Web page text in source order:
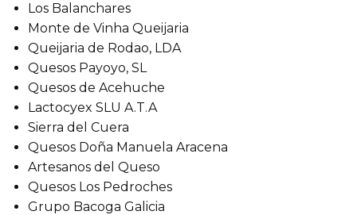
Los Balanchares
Monte de Vinha Queijaria
Queijaria de Rodao, LDA
Quesos Payoyo, SL
Quesos de Acehuche
Lactocyex SLU A.T.A
Sierra del Cuera
Quesos Doña Manuela Aracena
Artesanos del Queso
Quesos Los Pedroches
Grupo Bacoga Galicia